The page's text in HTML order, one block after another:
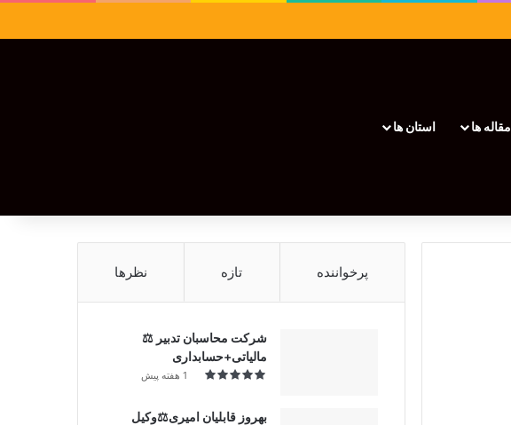
مقاله ها استان ها
پرخواننده تازه نظرها
شرکت محاسبان تدبیر ⚖️
مالیاتی+حسابداری
1 هفته پیش
بهروز قابلیان امیری⚖️وکیل